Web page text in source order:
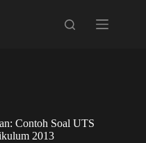
Contoh Soal UTS
2013